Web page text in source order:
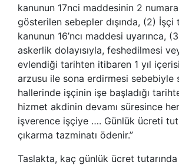
kanunun 17nci maddesinin 2
gösterilen sebepler dışında, (2) İşçi
kanunun 16’ncı maddesi uyarınca,
askerlik dolayısıyla, feshedilmesi
evlendiği tarihten itibaren 1 yıl
arzusu ile sona erdirmesi sebebiyle
hallerinde işçinin işe başladığı
hizmet akdinin devamı süresince
işverence işçiye …. Günlük ücreti
çıkarma tazminatı ödenir.”
Taslakta, kaç günlük ücret